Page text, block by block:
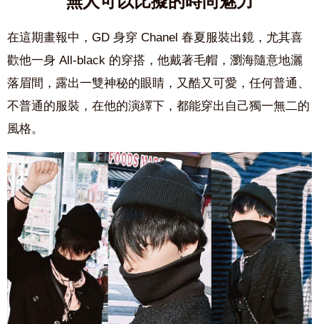
在這期畫報中，GD 身穿 Chanel 春夏服裝出鏡，尤其喜
歡他一身 All-black 的穿搭，他戴著毛帽，瀏海隨意地灑
落眉間，露出一雙神秘的眼睛，又酷又可愛，任何普通、
不普通的服裝，在他的演繹下，都能穿出自己獨一無二的
風格。